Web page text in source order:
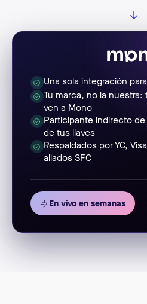
Una sola integración
Tu marca, no la
ven a Mono
Participante indirecto
de tus llaves
Respaldados por YC,
aliados SFC
En vivo en semanas